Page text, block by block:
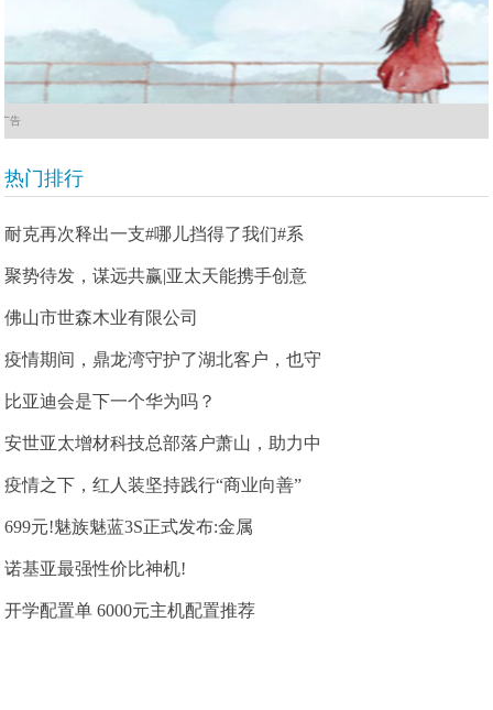
广告
热门排行
耐克再次释出一支#哪儿挡得了我们#系
聚势待发，谋远共赢|亚太天能携手创意
佛山市世森木业有限公司
疫情期间，鼎龙湾守护了湖北客户，也守
比亚迪会是下一个华为吗？
安世亚太增材科技总部落户萧山，助力中
疫情之下，红人装坚持践行“商业向善”
699元!魅族魅蓝3S正式发布:金属
诺基亚最强性价比神机!
开学配置单 6000元主机配置推荐